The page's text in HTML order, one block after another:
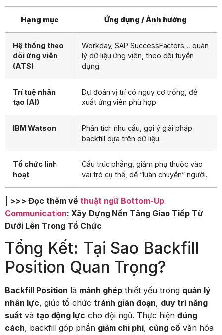
Hạng mục Ứng dụng / Ảnh hưởng
Hệ thống theo
dõi ứng viên
(ATS)
Workday, SAP SuccessFactors… quản
lý dữ liệu ứng viên, theo dõi tuyển
dụng.
Trí tuệ nhân
tạo (AI)
Dự đoán vị trí có nguy cơ trống, đề
xuất ứng viên phù hợp.
IBM Watson
Phân tích nhu cầu, gợi ý giải pháp
backfill dựa trên dữ liệu.
Tổ chức linh
hoạt
Cấu trúc phẳng, giảm phụ thuộc vào
vai trò cụ thể, dễ “luân chuyển” người.
| >>> Đọc thêm về thuật ngữ Bottom-Up
Communication: Xây Dựng Nền Tảng Giao Tiếp Từ
Dưới Lên Trong Tổ Chức
Tổng Kết: Tại Sao Backfill
Position Quan Trọng?
Backfill Position là mảnh ghép thiết yếu trong quản lý
nhân lực, giúp tổ chức tránh gián đoạn, duy trì năng
suất và tạo động lực cho đội ngũ. Thực hiện đúng
cách, backfill góp phần giảm chi phí, củng cố văn hóa